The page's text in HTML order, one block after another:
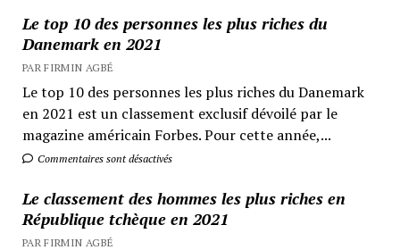
Le top 10 des personnes les plus riches du
Danemark en 2021
PAR FIRMIN AGBÉ
Le top 10 des personnes les plus riches du Danemark
en 2021 est un classement exclusif dévoilé par le
magazine américain Forbes. Pour cette année,...
Commentaires sont désactivés
Le classement des hommes les plus riches en
République tchèque en 2021
PAR FIRMIN AGBÉ